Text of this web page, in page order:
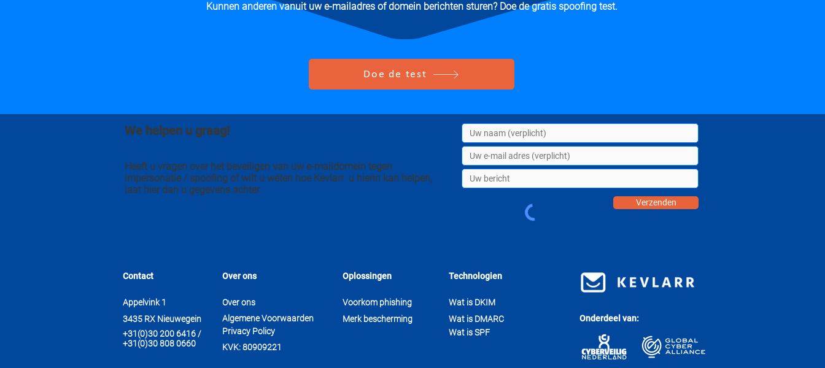
Kunnen anderen vanuit uw e-mailadres of domein berichten sturen? Doe de gratis spoofing test.
Doe de test
Heeft u vragen over het beveiligen van uw e-maildomein tegen
impersonatie / spoofing of wilt u weten hoe Kevlarr u hierin kan helpen,
laat hier dan u gegevens achter.
Verzenden
We helpen u graag!
Contact Over ons
Appelvink 1
Over ons
3435 RX Nieuwegein
Algemene Voorwaarden
+31(0)30 200 6416 /
+31(0)30 808 0660
Privacy Policy
KVK: 80909221
Oplossingen Technologien
Voorkom phishing
Merk bescherming
Wat is DKIM
Wat is DMARC
Wat is SPF
Onderdeel van: